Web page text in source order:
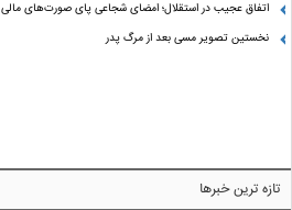
اتفاق عجیب در استقلال؛ امضای شجاعی پای صورت‌های مالی ٩ماه پس از استعفا
نخستین تصویر مسی بعد از مرگ پدر
تازه ترین خبرها